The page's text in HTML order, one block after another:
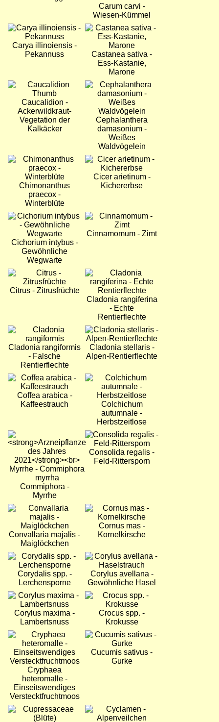
Carum carvi -
Wiesen-Kümmel
Bild
Carya illinoiensis -
Pekannuss
Bild
Castanea sativa -
Ess-Kastanie,
Marone
Bild
Caucalidion -
Ackerwildkraut-
Vegetation der
Kalkäcker
Bild
Cephalanthera
damasonium -
Weißes
Waldvögelein
Bild
Chimonanthus
praecox -
Winterblüte
Bild
Cicer arietinum -
Kichererbse
Bild
Cichorium intybus -
Gewöhnliche
Wegwarte
Bild
Cinnamomum - Zimt
Bild
Citrus - Zitrusfrüchte
Bild
Cladonia rangiferina
- Echte
Rentierflechte
Bild
Cladonia rangiformis
- Falsche
Rentierflechte
Bild
Cladonia stellaris -
Alpen-Rentierflechte
Bild
Coffea arabica -
Kaffeestrauch
Bild
Colchichum
autumnale -
Herbstzeitlose
Bild
Commiphora -
Myrrhe
Bild
Consolida regalis -
Feld-Rittersporn
Bild
Convallaria majalis -
Maiglöckchen
Bild
Cornus mas -
Kornelkirsche
Bild
Corydalis spp. -
Lerchensporne
Bild
Corylus avellana -
Gewöhnliche Hasel
Bild
Corylus maxima -
Lambertsnuss
Bild
Crocus spp. -
Krokusse
Bild
Cryphaea
heteromalle -
Einseitswendiges
Verstecktfruchtmoos
Bild
Cucumis sativus -
Gurke
Bild Bild